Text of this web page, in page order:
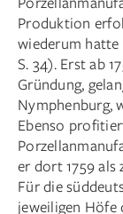
Produktion
wiederum hatte
S. 34). Erst ab
Gründung,
Nymphenburg,
Ebenso
er dort 1759
Für die
jeweiligen Höfe